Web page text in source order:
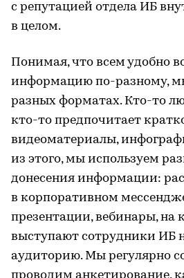
с репутацией отдела ИБ
в целом.
Понимая, что всем удобно
информацию по-разному,
разных форматах. Кто-то
кто-то предпочитает
видеоматериалы,
из этого, мы используем
донесения информации:
в корпоративном
презентации, вебинары, на
выступают сотрудники ИБ
аудиторию. Мы регулярно